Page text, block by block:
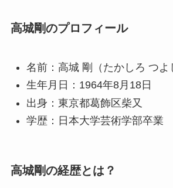
高城剛のプロフィール
名前：高城 剛（たかしろ つよ
生年月日：1964年8月18日
出身：東京都葛飾区柴又
学歴：日本大学芸術学部卒業
高城剛の経歴とは？